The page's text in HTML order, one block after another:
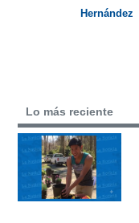
Hernández
Lo más reciente